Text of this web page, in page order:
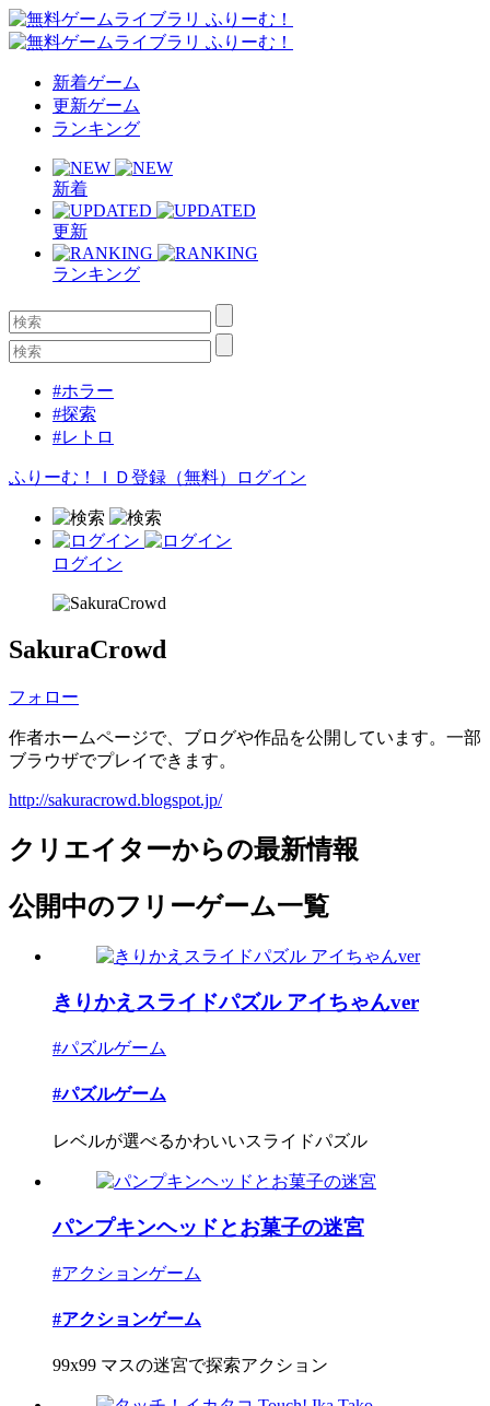
新着ゲーム
更新ゲーム
ランキング
新着
更新
ランキング
#ホラー
#探索
#レトロ
ふりーむ！ＩＤ登録（無料） ログイン
ログイン
SakuraCrowd
フォロー
作者ホームページで、ブログや作品を公開しています。一部
ブラウザでプレイできます。
http://sakuracrowd.blogspot.jp/
クリエイターからの最新情報
公開中のフリーゲーム一覧
きりかえスライドパズル アイちゃんver
#パズルゲーム
#パズルゲーム
レベルが選べるかわいいスライドパズル
パンプキンヘッドとお菓子の迷宮
#アクションゲーム
#アクションゲーム
99x99 マスの迷宮で探索アクション